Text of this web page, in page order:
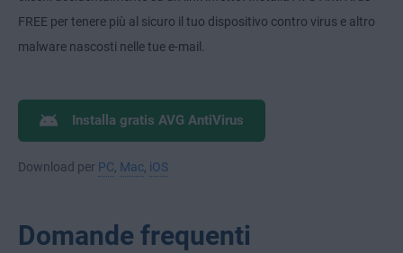
FREE per tenere più al sicuro il tuo dispositivo contro virus e altro
malware nascosti nelle tue e-mail.
Installa gratis AVG AntiVirus
Download per PC, Mac, iOS
Domande frequenti